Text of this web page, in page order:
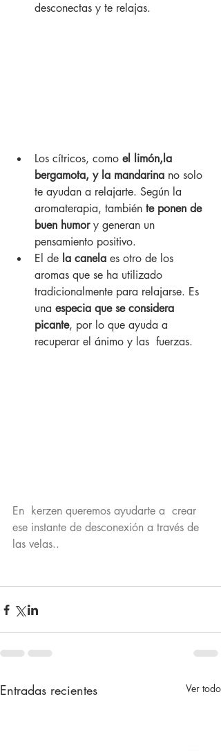
desconectas y te relajas.
Los cítricos, como el limón,la
bergamota, y la mandarina no solo
te ayudan a relajarte. Según la
aromaterapia, también te ponen de
buen humor y generan un
pensamiento positivo.
El de la canela es otro de los
aromas que se ha utilizado
tradicionalmente para relajarse. Es
una especia que se considera
picante, por lo que ayuda a
recuperar el ánimo y las  fuerzas.
En  kerzen queremos ayudarte a  crear
ese instante de desconexión a través de
las velas..
Entradas recientes Ver todo